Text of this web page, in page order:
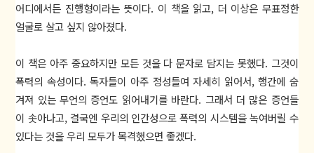
어디에서든 진행형이라는 뜻이다. 이 책을 읽고, 더 이상은 무표정한
얼굴로 살고 싶지 않아졌다.
이 책은 아주 중요하지만 모든 것을 다 문자로 담지는 못했다. 그것이
폭력의 속성이다. 독자들이 아주 정성들여 자세히 읽어서, 행간에 숨
겨져 있는 무언의 증언도 읽어내기를 바란다. 그래서 더 많은 증언들
이 솟아나고, 결국엔 우리의 인간성으로 폭력의 시스템을 녹여버릴 수
있다는 것을 우리 모두가 목격했으면 좋겠다.